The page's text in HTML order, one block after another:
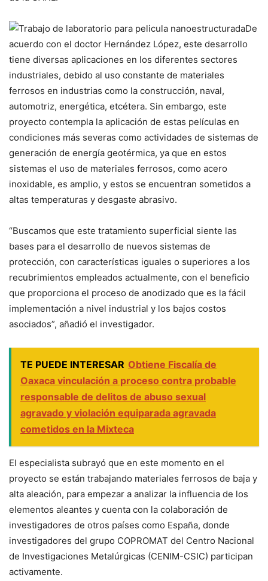
De
acuerdo con el doctor Hernández López, este desarrollo
tiene diversas aplicaciones en los diferentes sectores
industriales, debido al uso constante de materiales
ferrosos en industrias como la construcción, naval,
automotriz, energética, etcétera. Sin embargo, este
proyecto contempla la aplicación de estas películas en
condiciones más severas como actividades de sistemas de
generación de energía geotérmica, ya que en estos
sistemas el uso de materiales ferrosos, como acero
inoxidable, es amplio, y estos se encuentran sometidos a
altas temperaturas y desgaste abrasivo.
“Buscamos que este tratamiento superficial siente las
bases para el desarrollo de nuevos sistemas de
protección, con características iguales o superiores a los
recubrimientos empleados actualmente, con el beneficio
que proporciona el proceso de anodizado que es la fácil
implementación a nivel industrial y los bajos costos
asociados”, añadió el investigador.
TE PUEDE INTERESAR Obtiene Fiscalía de
Oaxaca vinculación a proceso contra probable
responsable de delitos de abuso sexual
agravado y violación equiparada agravada
cometidos en la Mixteca
El especialista subrayó que en este momento en el
proyecto se están trabajando materiales ferrosos de baja y
alta aleación, para empezar a analizar la influencia de los
elementos aleantes y cuenta con la colaboración de
investigadores de otros países como España, donde
investigadores del grupo COPROMAT del Centro Nacional
de Investigaciones Metalúrgicas (CENIM-CSIC) participan
activamente.